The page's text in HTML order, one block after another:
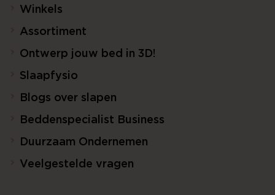
Winkels
Assortiment
Ontwerp jouw bed in 3D!
Slaapfysio
Blogs over slapen
Beddenspecialist Business
Duurzaam Ondernemen
Veelgestelde vragen